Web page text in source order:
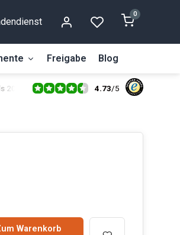
0
Freigabe Blog
2014 4.73/5
Warenkorb